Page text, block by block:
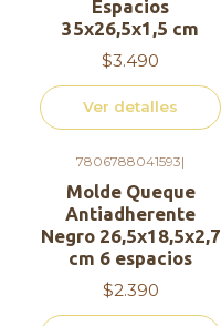
Espacios
35x26,5x1,5 cm
$3.490
Ver detalles
Agotado
7806788041593|
Molde Queque
Antiadherente
Negro 26,5x18,5x2,7
cm 6 espacios
$2.390